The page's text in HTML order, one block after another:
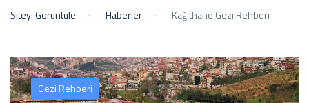
Siteyi Görüntüle Haberler Kağıthane Gezi Rehberi
Gezi Rehberi